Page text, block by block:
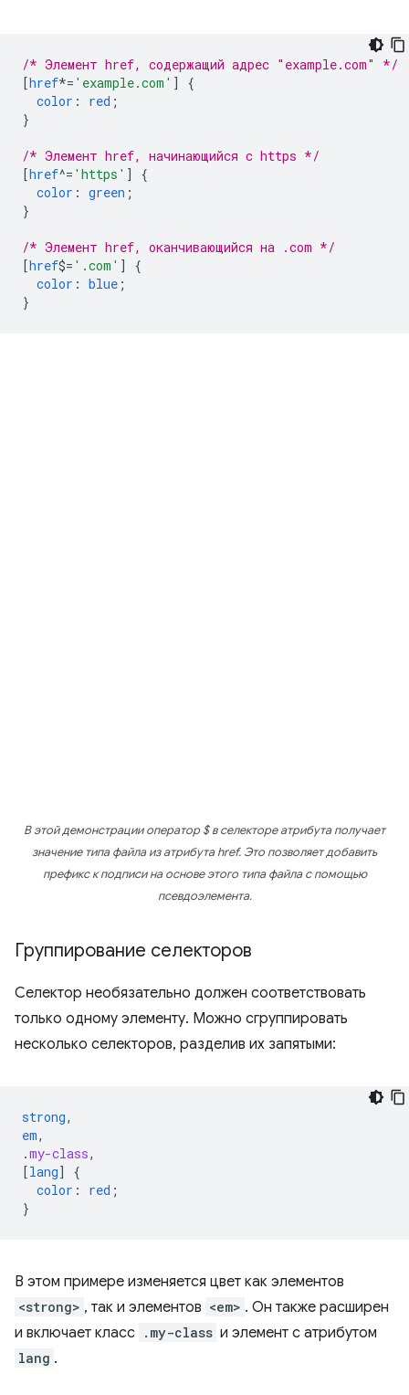
/* Элемент href, содержащий адрес "example.com" */
[href*= 'example.com' ]
{
color : red ;
}
/* Элемент href, начинающийся с https */
[href^= 'https' ]
{
color : green ;
}
/* Элемент href, оканчивающийся на .com */
[href$= '.com' ]
{
color : blue ;
}
В этой демонстрации оператор $ в селекторе атрибута получает
значение типа файла из атрибута href. Это позволяет добавить
префикс к подписи на основе этого типа файла с помощью
псевдоэлемента.
Группирование селекторов
Селектор необязательно должен соответствовать
только одному элементу. Можно сгруппировать
несколько селекторов, разделив их запятыми:
strong,
em,
.my-class,
[lang]
{
color : red ;
}
В этом примере изменяется цвет как элементов
<strong> , так и элементов <em> . Он также расширен
и включает класс .my-class и элемент с атрибутом
lang .